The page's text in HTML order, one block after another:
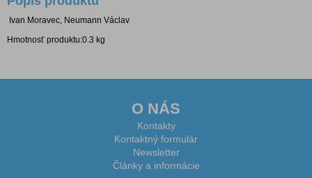
Ivan Moravec, Neumann Václav
Hmotnosť produktu:0.3 kg
O NÁS
Kontakty
Kontaktný formulár
Newsletter
Články a informácie